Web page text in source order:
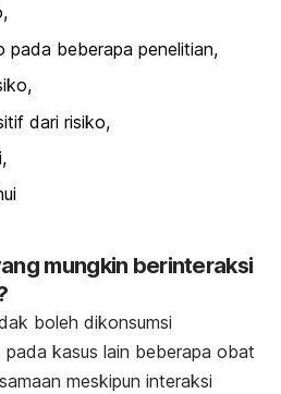
pada beberapa penelitian,
dari risiko,
mungkin berinteraksi
boleh dikonsumsi
pada kasus lain beberapa obat
meskipun interaksi